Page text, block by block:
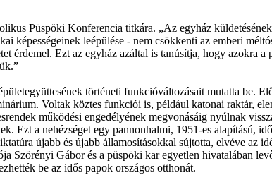
Püspöki Konferencia titkára. „Az egyház
képességeinek leépülése - nem csökkenti az emberi
érdemel. Ezt az egyház azáltal is tanúsítja, hogy azokra
történeti funkcióváltozásait mutatta be.
Voltak köztes funkciói is, például katonai raktár,
működési engedélyének megvonásáig nyúlnak
Ezt a nehézséget egy pannonhalmi, 1951-es alapítású,
újabb és újabb államosításokkal sújtotta, elvéve az
Szörényi Gábor és a püspöki kar egyetlen hivatalában
be az idős papok országos otthonát.